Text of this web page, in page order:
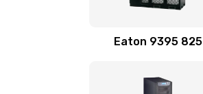
Eaton 9395 825